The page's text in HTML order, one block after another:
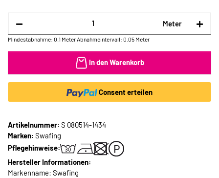
Meter
Mindestabnahme: 0.1 Meter Abnahmeintervall: 0.05 Meter
In den Warenkorb
Consent erteilen
Artikelnummer: S 080514-1434
Marken: Swafing
Pflegehinweise:
Hersteller Informationen:
Markenname: Swafing